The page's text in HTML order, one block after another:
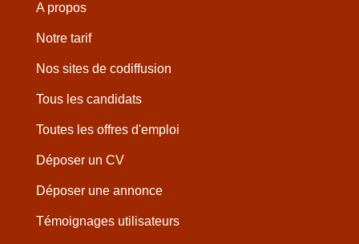
A propos
Notre tarif
Nos sites de codiffusion
Tous les candidats
Toutes les offres d'emploi
Déposer un CV
Déposer une annonce
Témoignages utilisateurs